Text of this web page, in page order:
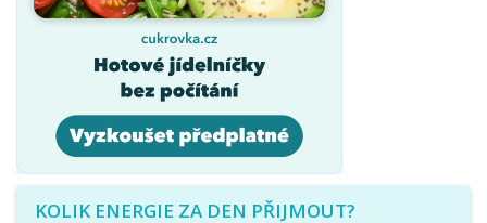
KOLIK ENERGIE ZA DEN PŘIJMOUT?